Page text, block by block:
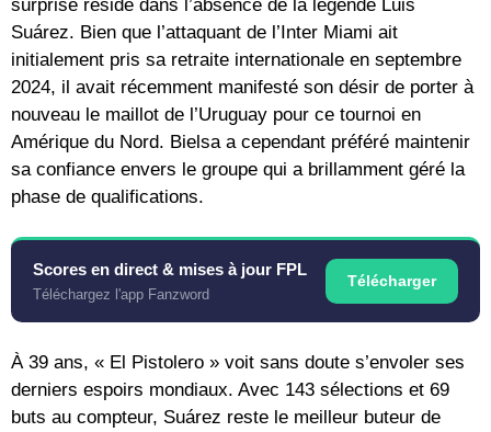
surprise réside dans l’absence de la légende Luis
Suárez. Bien que l’attaquant de l’Inter Miami ait
initialement pris sa retraite internationale en septembre
2024, il avait récemment manifesté son désir de porter à
nouveau le maillot de l’Uruguay pour ce tournoi en
Amérique du Nord. Bielsa a cependant préféré maintenir
sa confiance envers le groupe qui a brillamment géré la
phase de qualifications.
Scores en direct & mises à jour FPL
Téléchargez l'app Fanzword
Télécharger
À 39 ans, « El Pistolero » voit sans doute s’envoler ses
derniers espoirs mondiaux. Avec 143 sélections et 69
buts au compteur, Suárez reste le meilleur buteur de